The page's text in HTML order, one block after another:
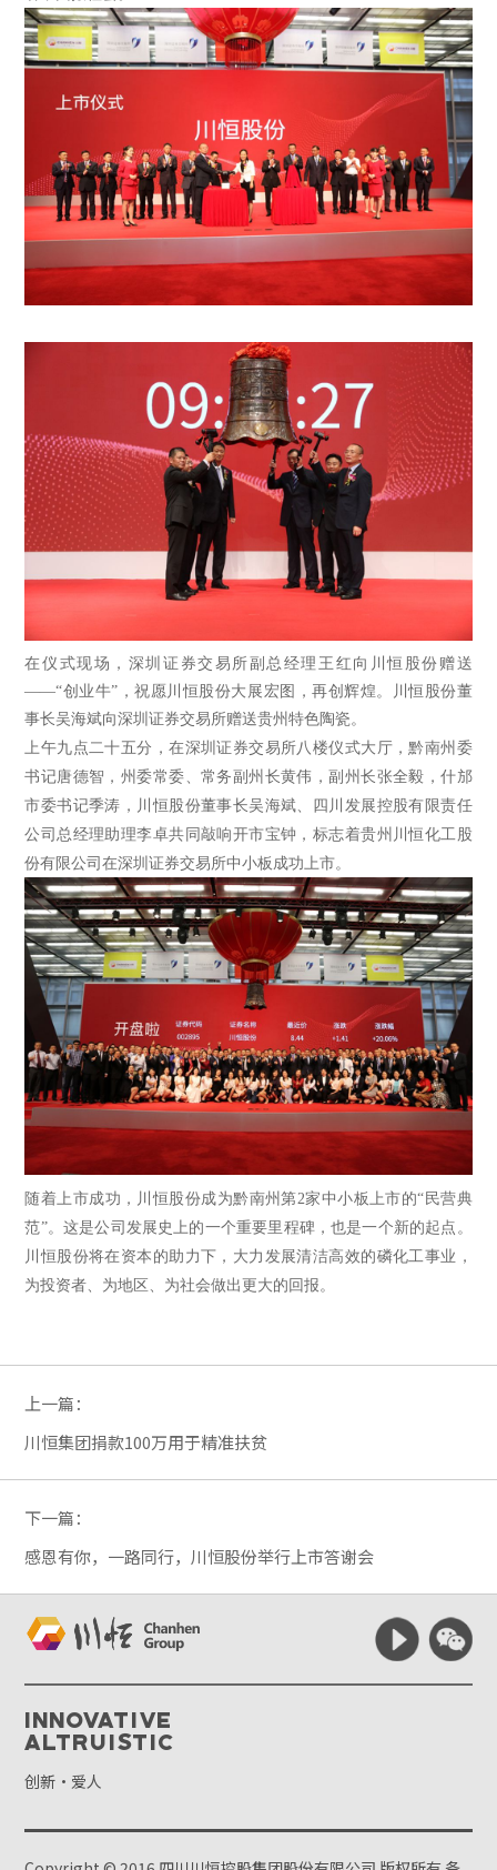
在仪式现场，深圳证券交易所副总经理王红向川恒股份赠送
——“创业牛”，祝愿川恒股份大展宏图，再创辉煌。川恒股份董
事长吴海斌向深圳证券交易所赠送贵州特色陶瓷。
上午九点二十五分，在深圳证券交易所八楼仪式大厅，黔南州委
书记唐德智，州委常委、常务副州长黄伟，副州长张全毅，什邡
市委书记季涛，川恒股份董事长吴海斌、四川发展控股有限责任
公司总经理助理李卓共同敲响开市宝钟，标志着贵州川恒化工股
份有限公司在深圳证券交易所中小板成功上市。
随着上市成功，川恒股份成为黔南州第2家中小板上市的“民营典
范”。这是公司发展史上的一个重要里程碑，也是一个新的起点。
川恒股份将在资本的助力下，大力发展清洁高效的磷化工事业，
为投资者、为地区、为社会做出更大的回报。
上一篇：
川恒集团捐款100万用于精准扶贫
下一篇：
感恩有你，一路同行，川恒股份举行上市答谢会
Innovative
Altruistic
创新·爱人